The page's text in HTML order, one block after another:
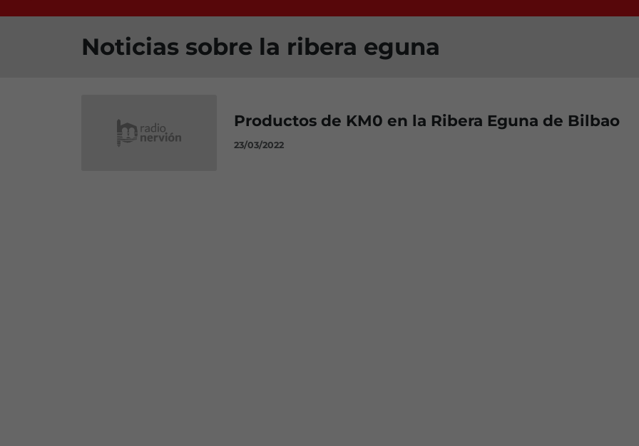
Noticias sobre la ribera eguna
Productos de KM0 en la Ribera Eguna de Bilbao
23/03/2022